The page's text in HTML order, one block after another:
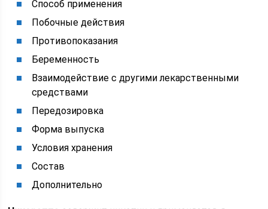
Способ применения
Побочные действия
Противопоказания
Беременность
Взаимодействие с другими лекарственными
средствами
Передозировка
Форма выпуска
Условия хранения
Состав
Дополнительно